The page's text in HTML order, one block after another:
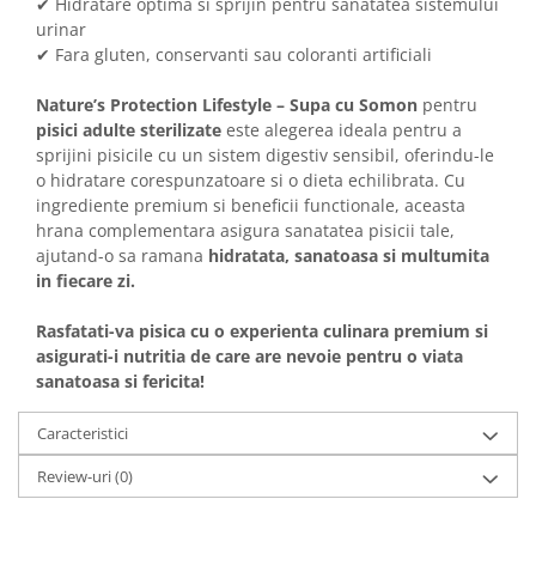
urinar
✔ Fara gluten, conservanti sau coloranti artificiali
Nature’s Protection Lifestyle – Supa cu Somon pentru
pisici adulte sterilizate este alegerea ideala pentru a
sprijini pisicile cu un sistem digestiv sensibil, oferindu-le
o hidratare corespunzatoare si o dieta echilibrata. Cu
ingrediente premium si beneficii functionale, aceasta
hrana complementara asigura sanatatea pisicii tale,
ajutand-o sa ramana hidratata, sanatoasa si multumita
in fiecare zi.
Rasfatati-va pisica cu o experienta culinara premium si
asigurati-i nutritia de care are nevoie pentru o viata
sanatoasa si fericita!
Caracteristici
Review-uri(0)